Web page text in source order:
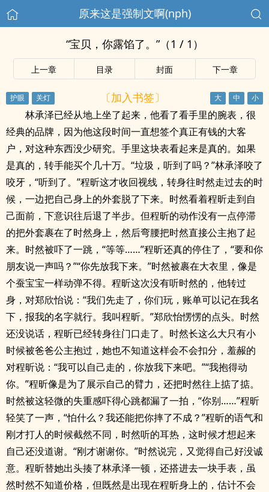
原来这是强制文啊(nph)
“宝贝，你露馅了。”（1 / 1）
上一章 目录 封面 下一章
〔加入书签〕
林承泽已经从地上坐了起来，他看了看手里的腕表，很
经典的品牌，因为他这段时间一直想签个真正有钱的大客
户，对这种东西没少研究。手里这块表看起来是真的。如果
是真的，转手能买个几十万。“垃圾，听到了吗？”林承泽咬了
咬牙，“听到了。”程昕这才收回视线，转身往时然走过去的时
候，一边把自己身上的外套脱了下来。时然看着程昕走到自
己面前，下意识往后退了半步。但程昕的动作没有一点停滞
的把外套裹在了时然身上，然后弯腰把时然直接公主抱了起
来。时然被吓了一跳，“等等……”程昕还真的停住了，“要和你
朋友说一声吗？”“你先放我下来。”时然被裹在大衣里，像是
个蚕宝宝一样动弹不得。程昕这次没有听时然的，他转过
身，对郑欣怡说：“我们先走了，你们玩，账单可以记在我名
下，报我的名字就行。我叫程昕。”郑欣怡愣愣的点头。时然
还没说话，程昕已经转身往门口走了。时然长这么大只有小
时候被爸爸公主抱过，她也不知道这样会不会扣分，羞赧的
对程昕说：“我可以自己走的，你放我下来吧。”“我抱得动
你。”程昕像是为了展示自己的臂力，还把时然往上掂了掂。
时然被这轻微的失重感吓得心跳都漏了一拍，“你别……”程昕
轻笑了一声，“怕什么？我还能把你摔了不成？”程昕的语气和
刚才打人的时候截然不同，时然听的耳热，这时候才想起来
自己还没道谢。“刚才谢谢你。”时然说完，又觉得自己好没诚
意。程昕替她出头揍了林承泽一顿，还搭进去一块手表，虽
然时然不知道价格，但既然是出现在程昕身上的，估计不会